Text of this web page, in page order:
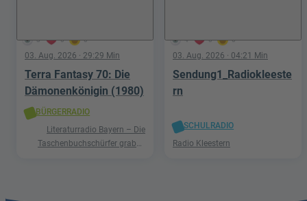
3 0 0
03. Aug. 2026 · 29:29 Min
Terra Fantasy 70: Die
Dämonenkönigin (1980)
BÜRGERRADIO
Literaturradio Bayern – Die
Taschenbuchschürfer graben
4 0 0
03. Aug. 2026 · 04:21 Min
Sendung1_Radiokleeste
rn
SCHULRADIO
Radio Kleestern